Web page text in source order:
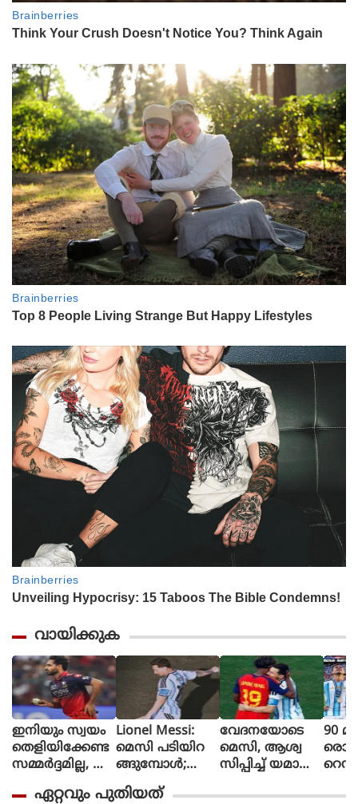
വായിക്കുക
ഇനിയും സ്വയം
തെളിയിക്കേണ്ട
സമ്മർദ്ദമില്ല, അ
ഭിച്ചാൽ സ
Lionel Messi:
മെസി പടിയിറ
ങ്ങുമ്പോൾ;
വീണ്ടും
സാക്ഷിയായി
വേദനയോടെ
മെസി, ആശ്വ
സിപ്പിച്ച് യമാൽ
90
രൊറ്റ
ളി
ഏറ്റവും പുതിയത്